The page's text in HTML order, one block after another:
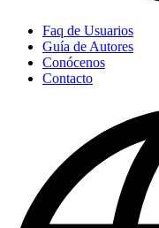
Faq de Usuarios
Guía de Autores
Conócenos
Contacto